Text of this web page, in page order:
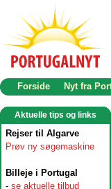
Forside Nyt fra
Aktuelle tips og links
Rejser til Algarve
Prøv ny søgemaskine
Billeje i Portugal
- se aktuelle tilbud